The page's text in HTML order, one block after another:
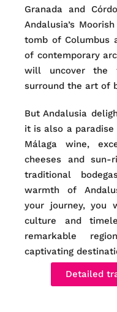
Granada and
Andalusia’s
tomb of Columbus
of contemporary
will uncover the
surround the art of
But Andalusia
it is also a
Málaga wine,
cheeses and sun-
traditional
warmth of
your journey, you
culture and
remarkable
captivating
Detailed